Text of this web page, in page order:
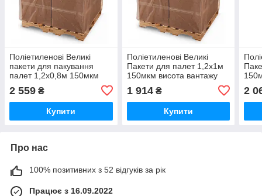
Поліетиленові Великі
пакети для пакування
палет 1,2х0,8м 150мкм
(вторинний PE) 10шт
2 559 ₴
Купити
Поліетиленові Великі
Пакети для палет 1,2х1м
150мкм висота вантажу
10шт
1 914₴
Купити
2
Про нас
100% позитивних з 52 відгуків за рік
Працює з 16.09.2022